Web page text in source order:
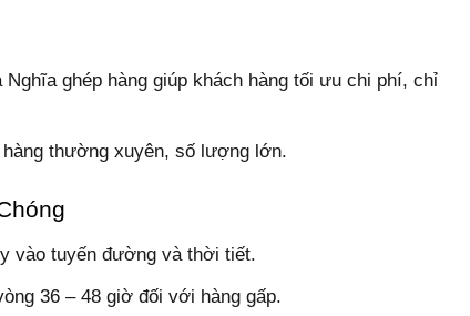
ghép hàng giúp khách hàng tối ưu chi phí, chỉ
thường xuyên, số lượng lớn.
vào tuyến đường và thời tiết.
36 – 48 giờ đối với hàng gấp.